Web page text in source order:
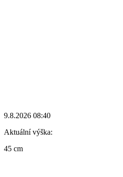
9.8.2026 08:40
Aktuální výška:
45 cm